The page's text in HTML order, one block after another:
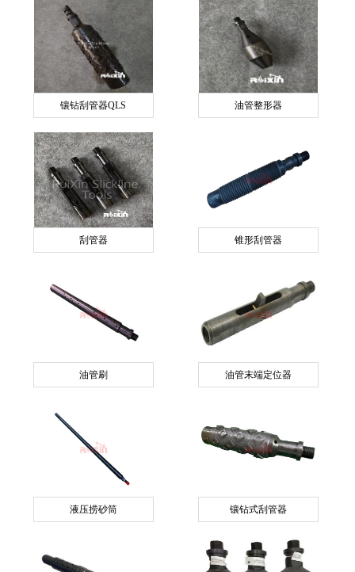
镶钻刮管器QLS 油管整形器
刮管器 锥形刮管器
油管刷 油管末端定位器
液压捞砂筒 镶钻式刮管器